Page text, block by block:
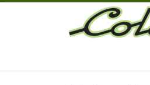
Ir al contenido